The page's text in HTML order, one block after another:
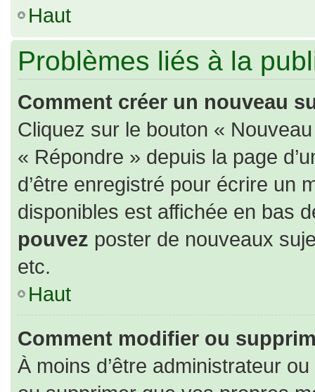
Haut
Problèmes liés à la
Comment créer un nouveau
Cliquez sur le bouton «
« Répondre » depuis la page
d’être enregistré pour écrire un
disponibles est affichée en bas
pouvez poster de nouveaux
etc.
Haut
Comment modifier ou
À moins d’être administrateur